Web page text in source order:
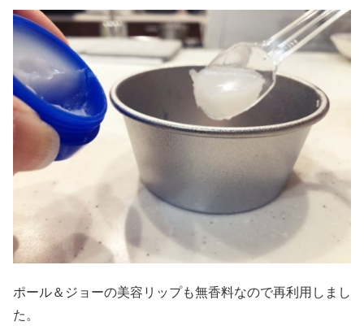
ポール＆ジョーの美容リップも無香料なので再利用しまし
た。